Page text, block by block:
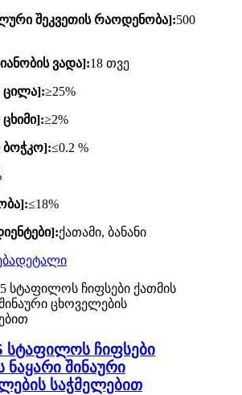
შეკვეთის რაოდენობა]:500
ვადა]:18 თვე
≥25%
≥2%
≤0.2 %
≤18%
ქათამი, ბანანი
დეტალი
სტაფილოს ჩიფსები
ნაყარი შინაური
საჭმელებით